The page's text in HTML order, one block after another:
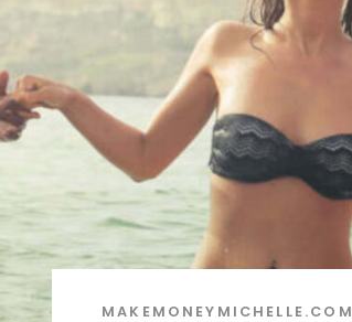
MAKEMONEYMICHELLE.COM